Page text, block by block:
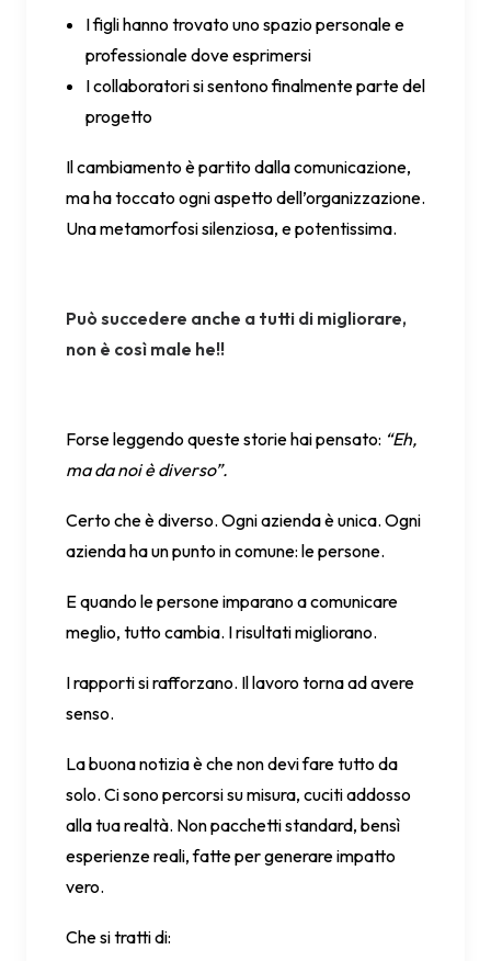
I figli hanno trovato uno spazio personale e
professionale dove esprimersi
I collaboratori si sentono finalmente parte del
progetto
Il cambiamento è partito dalla comunicazione,
ma ha toccato ogni aspetto dell’organizzazione.
Una metamorfosi silenziosa, e potentissima.
Può succedere anche a tutti di migliorare,
non è così male he!!
Forse leggendo queste storie hai pensato: “Eh,
ma da noi è diverso”.
Certo che è diverso. Ogni azienda è unica. Ogni
azienda ha un punto in comune: le persone.
E quando le persone imparano a comunicare
meglio, tutto cambia. I risultati migliorano.
I rapporti si rafforzano. Il lavoro torna ad avere
senso.
La buona notizia è che non devi fare tutto da
solo. Ci sono percorsi su misura, cuciti addosso
alla tua realtà. Non pacchetti standard, bensì
esperienze reali, fatte per generare impatto
vero.
Che si tratti di: